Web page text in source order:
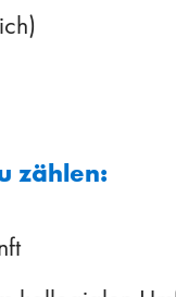
zählen: